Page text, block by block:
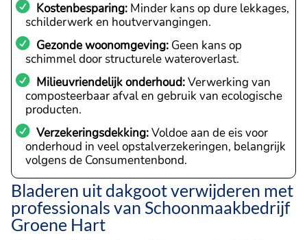
Kostenbesparing: Minder kans op dure lekkages,
schilderwerk en houtvervangingen.
Gezonde woonomgeving: Geen kans op
schimmel door structurele wateroverlast.
Milieuvriendelijk onderhoud:Verwerking van
composteerbaar afval en gebruik van ecologische
producten.
Verzekeringsdekking:Voldoe aan de eis voor
onderhoud in veel opstalverzekeringen, belangrijk
volgens de Consumentenbond.
Bladeren uit dakgoot verwijderen met
professionals van Schoonmaakbedrijf
Groene Hart